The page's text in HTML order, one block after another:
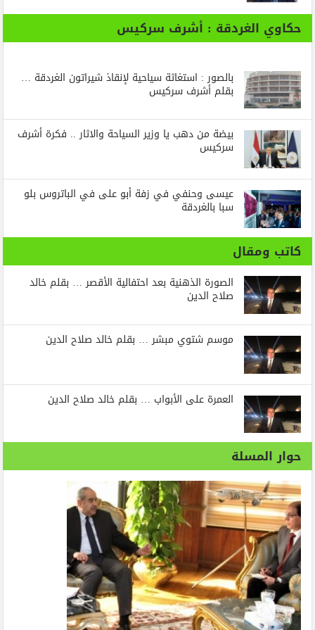
حكاوي الغردقة : أشرف سركيس
بالصور : استغاثة سياحية لإنقاذ شيراتون الغردقة …
بقلم أشرف سركيس
بيضة من دهب يا وزير السياحة والاثار .. فكرة أشرف
سركيس
عيسى وحنفي في زفة أبو على في الباتروس بلو
سبا بالغردقة
كاتب ومقال
الصورة الذهنية بعد احتفالية الأقصر … بقلم خالد
صلاح الدين
موسم شتوي مبشر … بقلم خالد صلاح الدين
العمرة على الأبواب … بقلم خالد صلاح الدين
حوار المسلة